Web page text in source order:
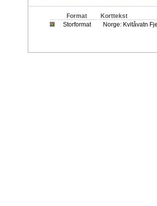
Format
Korttekst
Storformat
Norge: Kvitåvatn